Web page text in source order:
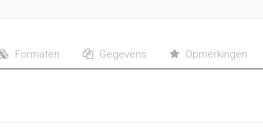
Formaten Gegevens Opmerkingen